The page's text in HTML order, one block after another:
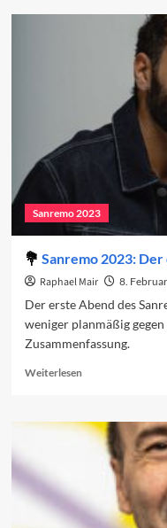
Vorschau
Sanremo 2023
Sanremo 2023:
Raphael Mair 8.
Der erste Abend des
weniger planmäßig
Zusammenfassung.
WeiterlesenRead
Sanremo
2023: